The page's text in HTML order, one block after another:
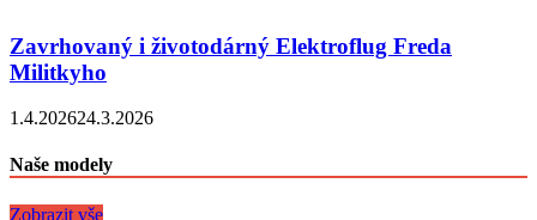
Zavrhovaný i životodárný Elektroflug Freda
Militkyho
1.4.202624.3.2026
Naše modely
Zobrazit vše